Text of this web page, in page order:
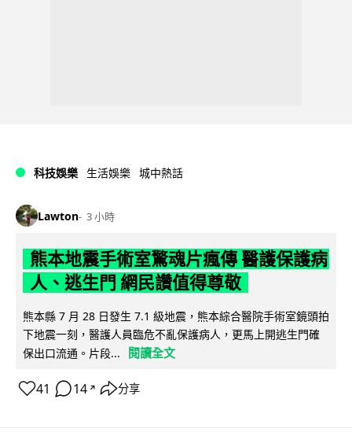
科技娛樂 生活娛樂 城中熱話
Lawton 3 小時
熊本地震手術室驚魂片瘋傳 醫護保護病
人、逃生門 網民讚值得尊敬
熊本縣 7 月 28 日發生 7.1 級地震，熊本綜合醫院手術室鏡頭拍
下地震一刻，醫護人員臨危不亂保護病人，更馬上開逃生門確
保出口流通。片段...
閱讀全文
41 14 ↗ 分享